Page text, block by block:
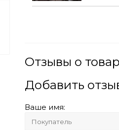
Отзывы о
Добавить
Ваше имя: